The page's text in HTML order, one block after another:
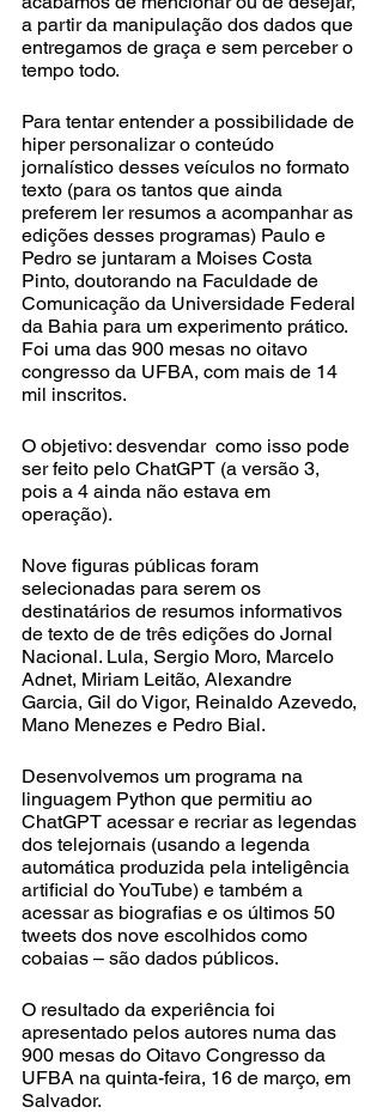
a partir da manipulação dos dados que
entregamos de graça e sem perceber o
tempo todo.
Para tentar entender a possibilidade de
hiper personalizar o conteúdo
jornalístico desses veículos no formato
texto (para os tantos que ainda
preferem ler resumos a acompanhar as
edições desses programas) Paulo e
Pedro se juntaram a Moises Costa
Pinto, doutorando na Faculdade de
Comunicação da Universidade Federal
da Bahia para um experimento prático.
Foi uma das 900 mesas no oitavo
congresso da UFBA, com mais de 14
mil inscritos.
O objetivo: desvendar  como isso pode
ser feito pelo ChatGPT (a versão 3,
pois a 4 ainda não estava em
operação).
Nove figuras públicas foram
selecionadas para serem os
destinatários de resumos informativos
de texto de de três edições do Jornal
Nacional. Lula, Sergio Moro, Marcelo
Adnet, Miriam Leitão, Alexandre
Garcia, Gil do Vigor, Reinaldo Azevedo,
Mano Menezes e Pedro Bial.
Desenvolvemos um programa na
linguagem Python que permitiu ao
ChatGPT acessar e recriar as legendas
dos telejornais (usando a legenda
automática produzida pela inteligência
artificial do YouTube) e também a
acessar as biografias e os últimos 50
tweets dos nove escolhidos como
cobaias – são dados públicos.
O resultado da experiência foi
apresentado pelos autores numa das
900 mesas do Oitavo Congresso da
UFBA na quinta-feira, 16 de março, em
Salvador.